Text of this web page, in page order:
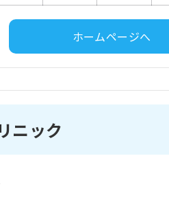
ホームページへ
ニック